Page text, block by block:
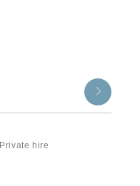
Private hire